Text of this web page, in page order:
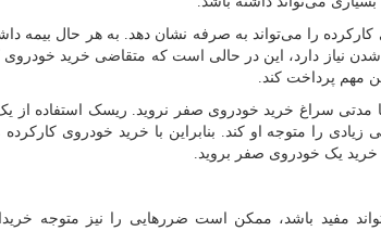
را می‌تواند به صرفه نشان دهد. به هر حال بیمه
نیاز دارد، این در حالی است که متقاضی خرید خودروی
مهم پرداخت کند.
تا مدتی سراغ خرید خودروی صفر نروید. ریسک استفاده
زیادی را متوجه او کند. بنابراین با خرید خودروی
خرید یک خودروی صفر بروید.
مفید باشد، ممکن است ضررهایی را نیز متوجه